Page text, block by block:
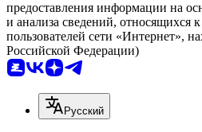
предоставления информации на
и анализа сведений, относящихся
пользователей сети «Интернет»,
Российской Федерации)
Русский